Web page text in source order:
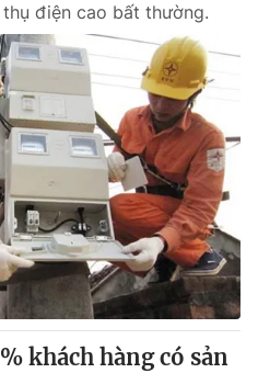
điện cao bất thường.
khách hàng có sản